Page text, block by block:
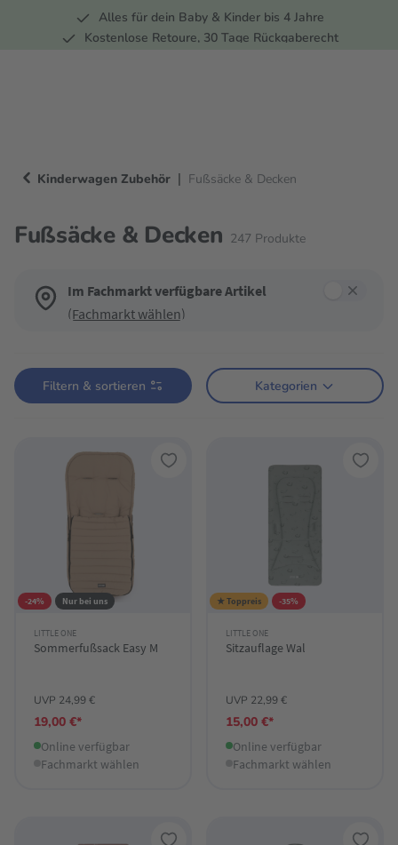
Zur Hauptnavigation springen
Alles für dein Baby & Kinder bis 4 Jahre
Kostenlose Retoure, 30 Tage Rückgaberecht
Kinderwagen Zubehör | Fußsäcke & Decken
Fußsäcke & Decken 247 Produkte
Im Fachmarkt verfügbare Artikel
(Fachmarkt wählen)
Filtern & sortieren Kategorien
-24% Nur bei uns
LITTLE ONE
Sommerfußsack Easy M
UVP 24,99 €
19,00 €*
Online verfügbar
Fachmarkt wählen
★ Toppreis -35%
LITTLE ONE
Sitzauflage Wal
UVP 22,99 €
15,00 €*
Online verfügbar
Fachmarkt wählen